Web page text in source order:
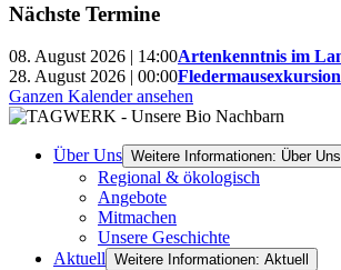
Nächste Termine
08. August 2026 | 14:00Artenkenntnis im
28. August 2026 | 00:00Fledermausexkursion
Ganzen Kalender ansehen
Über Uns Weitere Informationen: Über Uns
Regional & ökologisch
Angebote
Mitmachen
Unsere Geschichte
Aktuell Weitere Informationen: Aktuell